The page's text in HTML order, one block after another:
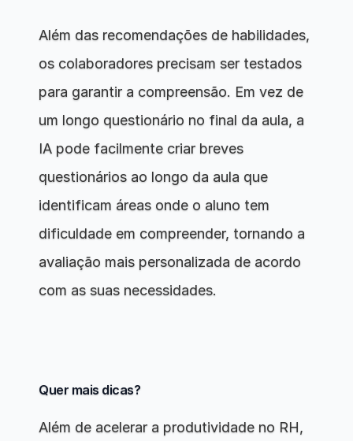
Além das recomendações de habilidades,
os colaboradores precisam ser testados
para garantir a compreensão. Em vez de
um longo questionário no final da aula, a
IA pode facilmente criar breves
questionários ao longo da aula que
identificam áreas onde o aluno tem
dificuldade em compreender, tornando a
avaliação mais personalizada de acordo
com as suas necessidades.
Quer mais dicas?
Além de acelerar a produtividade no RH,